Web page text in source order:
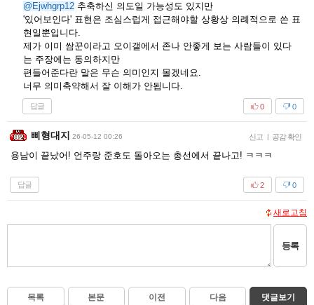
@Ejwhgrp12 추축하신 의도일 가능성도 있지만
'있어보인다' 표현은 조심스럽게 접근해야할 상황상 의례적으로 쓴 표
현일뿐입니다.
제가 이미 쌈꾼이라고 오이갤에서 존나 안좋게 보는 사람들이 있다
는 주장에는 동의하지만
편들어준다란 말은 무슨 의미인지 몰겠네요.
너무 의미축약해서 잘 이해가 안됩니다.
답글 0
0
삐형대지 26-05-12 00:26 신고 | 공감 확인
용남이 끝났어! 언주랑 준호도 돌아오는 총선에서 끝나고! ㅋㅋㅋ
답글 0
2
새로고침
등록
목록 본문 이전 다음 댓글보기